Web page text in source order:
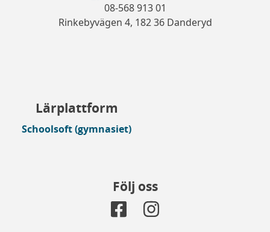
08-568 913 01
Rinkebyvägen 4, 182 36 Danderyd
Lärplattform
Schoolsoft (gymnasiet)
Följ oss